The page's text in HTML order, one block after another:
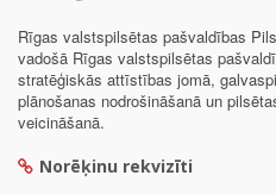
Rīgas valstspilsētas pašvaldības
vadošā Rīgas valstspilsētas
stratēģiskās attīstības jomā,
plānošanas nodrošināšanā un
veicināšanā.
Norēķinu rekvizīti